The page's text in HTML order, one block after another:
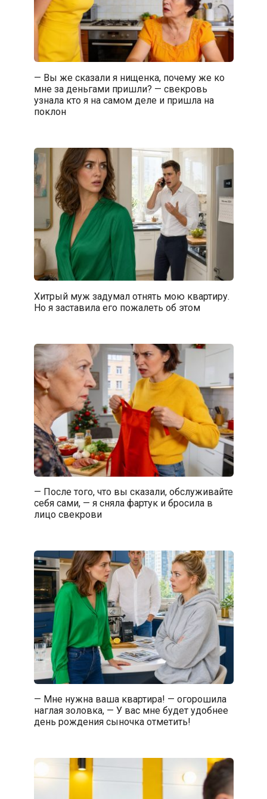
— Вы же сказали я нищенка, почему же ко
мне за деньгами пришли? — свекровь
узнала кто я на самом деле и пришла на
поклон
Хитрый муж задумал отнять мою квартиру.
Но я заставила его пожалеть об этом
— После того, что вы сказали, обслуживайте
себя сами, — я сняла фартук и бросила в
лицо свекрови
— Мне нужна ваша квартира! — огорошила
наглая золовка, — У вас мне будет удобнее
день рождения сыночка отметить!